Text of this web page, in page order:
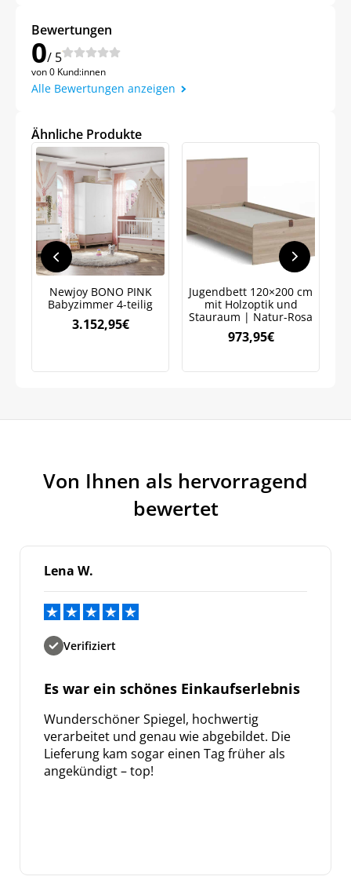
Bewertungen
0/ 5
von 0 Kund:innen
Alle Bewertungen anzeigen
Ähnliche Produkte
Newjoy BONO PINK
Babyzimmer 4-teilig
3.152,95€
Jugendbett 120×200 cm
mit Holzoptik und
Stauraum | Natur-Rosa
973,95€
Von Ihnen als hervorragend
bewertet
Lena W.
Verifiziert
Es war ein schönes Einkaufserlebnis
Wunderschöner Spiegel, hochwertig
verarbeitet und genau wie abgebildet. Die
Lieferung kam sogar einen Tag früher als
angekündigt – top!